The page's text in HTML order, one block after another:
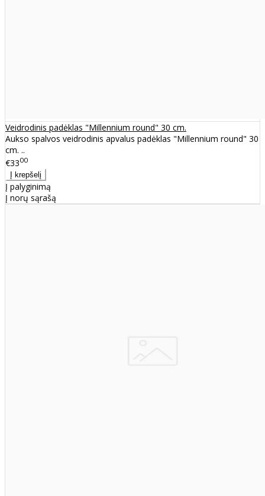
Veidrodinis padėklas "Millennium round" 30 cm.
Aukso spalvos veidrodinis apvalus padėklas "Millennium round" 30
cm. ..
€3300
Į palyginimą
Į norų sąrašą